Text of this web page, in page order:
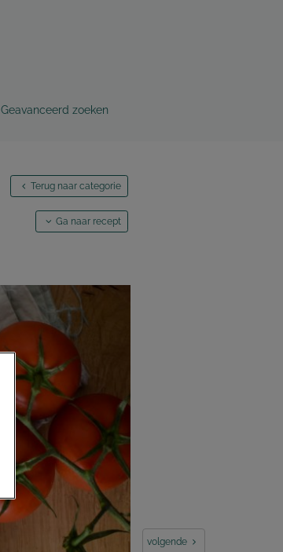
Geavanceerd zoeken
Terug naar categorie
Ga naar recept
volgende